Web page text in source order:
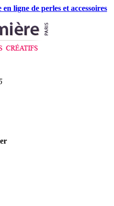
ligne de perles et accessoires